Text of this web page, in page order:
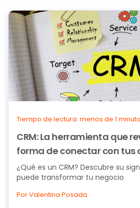
Tiempo de lectura: menos de 1 minuto
CRM: La herramienta que
forma de conectar con tus
¿Qué es un CRM? Descubre su
puede transformar tu negocio
Por Valentina Posada